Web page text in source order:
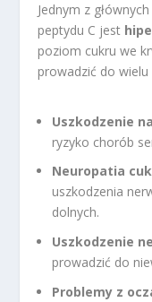
Jednym z
peptydu C jest
poziom cukru we
prowadzić do
Uszkodzenie
ryzyko chorób
Neuropatia
uszkodzenia
dolnych.
Uszkodzenie
prowadzić do
Problemy z